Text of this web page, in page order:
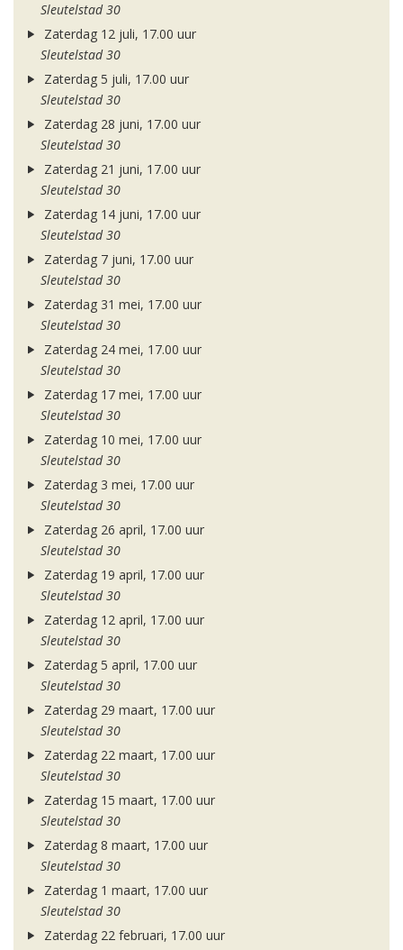
Sleutelstad 30
Zaterdag 12 juli, 17.00 uur
Sleutelstad 30
Zaterdag 5 juli, 17.00 uur
Sleutelstad 30
Zaterdag 28 juni, 17.00 uur
Sleutelstad 30
Zaterdag 21 juni, 17.00 uur
Sleutelstad 30
Zaterdag 14 juni, 17.00 uur
Sleutelstad 30
Zaterdag 7 juni, 17.00 uur
Sleutelstad 30
Zaterdag 31 mei, 17.00 uur
Sleutelstad 30
Zaterdag 24 mei, 17.00 uur
Sleutelstad 30
Zaterdag 17 mei, 17.00 uur
Sleutelstad 30
Zaterdag 10 mei, 17.00 uur
Sleutelstad 30
Zaterdag 3 mei, 17.00 uur
Sleutelstad 30
Zaterdag 26 april, 17.00 uur
Sleutelstad 30
Zaterdag 19 april, 17.00 uur
Sleutelstad 30
Zaterdag 12 april, 17.00 uur
Sleutelstad 30
Zaterdag 5 april, 17.00 uur
Sleutelstad 30
Zaterdag 29 maart, 17.00 uur
Sleutelstad 30
Zaterdag 22 maart, 17.00 uur
Sleutelstad 30
Zaterdag 15 maart, 17.00 uur
Sleutelstad 30
Zaterdag 8 maart, 17.00 uur
Sleutelstad 30
Zaterdag 1 maart, 17.00 uur
Sleutelstad 30
Zaterdag 22 februari, 17.00 uur